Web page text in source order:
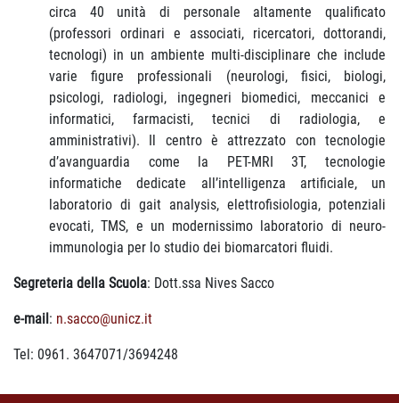
circa 40 unità di personale altamente qualificato
(professori ordinari e associati, ricercatori, dottorandi,
tecnologi) in un ambiente multi-disciplinare che include
varie figure professionali (neurologi, fisici, biologi,
psicologi, radiologi, ingegneri biomedici, meccanici e
informatici, farmacisti, tecnici di radiologia, e
amministrativi). Il centro è attrezzato con tecnologie
d’avanguardia come la PET-MRI 3T, tecnologie
informatiche dedicate all’intelligenza artificiale, un
laboratorio di gait analysis, elettrofisiologia, potenziali
evocati, TMS, e un modernissimo laboratorio di neuro-
immunologia per lo studio dei biomarcatori fluidi.
Segreteria della Scuola: Dott.ssa Nives Sacco
e-mail: n.sacco@unicz.it
Tel: 0961. 3647071/3694248